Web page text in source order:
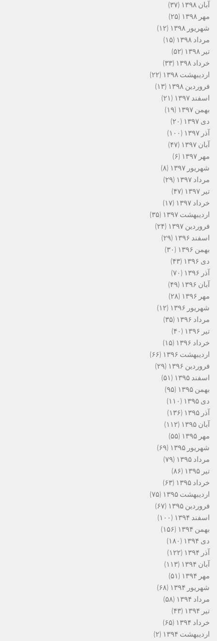
آبان ۱۳۹۸
(۳۷)
مهر ۱۳۹۸
(۲۵)
شهریور ۱۳۹۸
(۱۲)
مرداد ۱۳۹۸
(۱۵)
تیر ۱۳۹۸
(۵۲)
خرداد ۱۳۹۸
(۳۳)
اردیبهشت ۱۳۹۸
(۲۲)
فروردین ۱۳۹۸
(۱۳)
اسفند ۱۳۹۷
(۲۱)
بهمن ۱۳۹۷
(۱۹)
دی ۱۳۹۷
(۲۰)
آذر ۱۳۹۷
(۱۰۰)
آبان ۱۳۹۷
(۴۷)
مهر ۱۳۹۷
(۶)
شهریور ۱۳۹۷
(۸)
مرداد ۱۳۹۷
(۲۹)
تیر ۱۳۹۷
(۴۷)
خرداد ۱۳۹۷
(۱۷)
اردیبهشت ۱۳۹۷
(۳۵)
فروردین ۱۳۹۷
(۲۴)
اسفند ۱۳۹۶
(۲۹)
بهمن ۱۳۹۶
(۳۰)
دی ۱۳۹۶
(۴۳)
آذر ۱۳۹۶
(۷۰)
آبان ۱۳۹۶
(۴۹)
مهر ۱۳۹۶
(۲۸)
شهریور ۱۳۹۶
(۱۲)
مرداد ۱۳۹۶
(۳۵)
تیر ۱۳۹۶
(۴۰)
خرداد ۱۳۹۶
(۱۵)
اردیبهشت ۱۳۹۶
(۶۶)
فروردین ۱۳۹۶
(۲۹)
اسفند ۱۳۹۵
(۵۱)
بهمن ۱۳۹۵
(۹۵)
دی ۱۳۹۵
(۱۱۰)
آذر ۱۳۹۵
(۱۳۶)
آبان ۱۳۹۵
(۱۱۲)
مهر ۱۳۹۵
(۵۵)
شهریور ۱۳۹۵
(۶۹)
مرداد ۱۳۹۵
(۷۹)
تیر ۱۳۹۵
(۸۶)
خرداد ۱۳۹۵
(۶۳)
اردیبهشت ۱۳۹۵
(۷۵)
فروردین ۱۳۹۵
(۶۷)
اسفند ۱۳۹۴
(۱۰۰)
بهمن ۱۳۹۴
(۱۵۶)
دی ۱۳۹۴
(۱۸۰)
آذر ۱۳۹۴
(۱۲۲)
آبان ۱۳۹۴
(۱۱۳)
مهر ۱۳۹۴
(۵۱)
شهریور ۱۳۹۴
(۶۸)
مرداد ۱۳۹۴
(۵۸)
تیر ۱۳۹۴
(۴۳)
خرداد ۱۳۹۴
(۶۵)
اردیبهشت ۱۳۹۴
(۲)